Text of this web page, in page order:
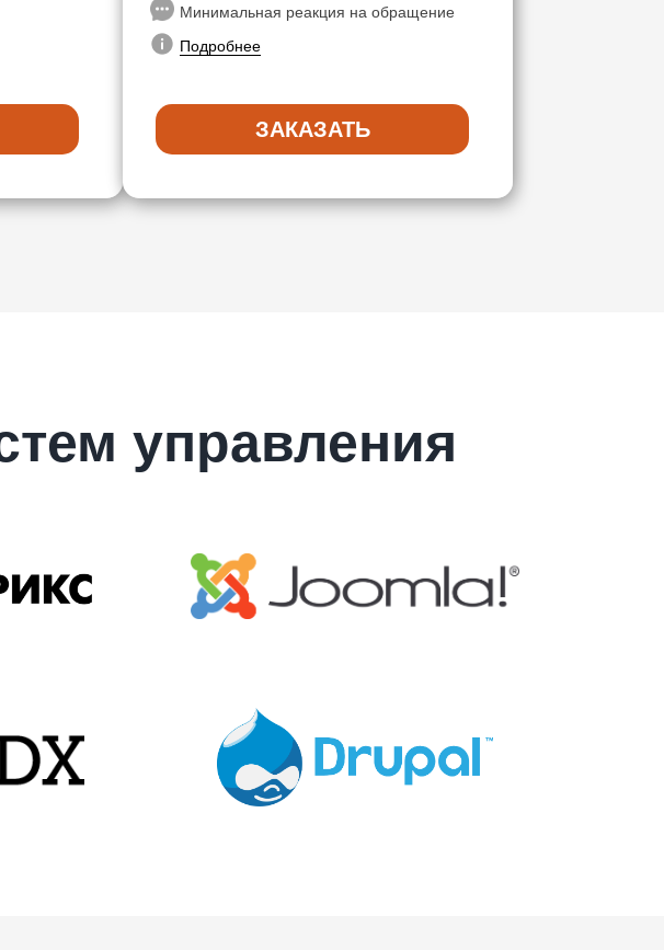
Минимальная реакция на обращение
Подробнее
ЗАКАЗАТЬ
управления